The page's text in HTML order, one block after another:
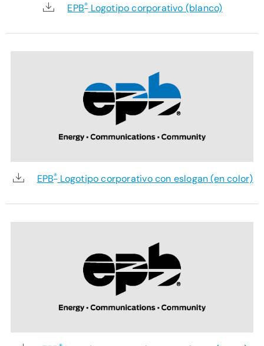
EPB®Logotipo corporativo (blanco)
EPB®Logotipo corporativo con eslogan (en color)